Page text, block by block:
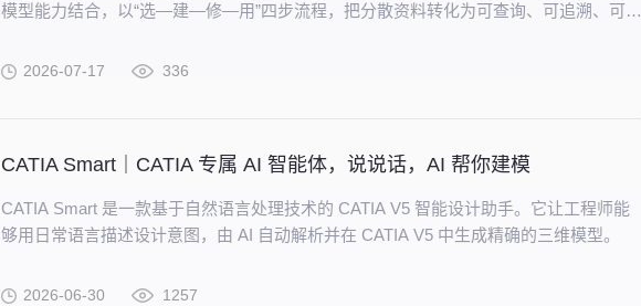
模型能力结合，以“选—建—修—用”四步流程，把分散资料转化为可查询、可追溯、可持
2026-07-17 336
CATIA Smart｜CATIA 专属 AI 智能体，说说话，AI 帮你建模
CATIA Smart 是一款基于自然语言处理技术的 CATIA V5 智能设计助手。它让工程师能
够用日常语言描述设计意图，由 AI 自动解析并在 CATIA V5 中生成精确的三维模型。
2026-06-30 1257